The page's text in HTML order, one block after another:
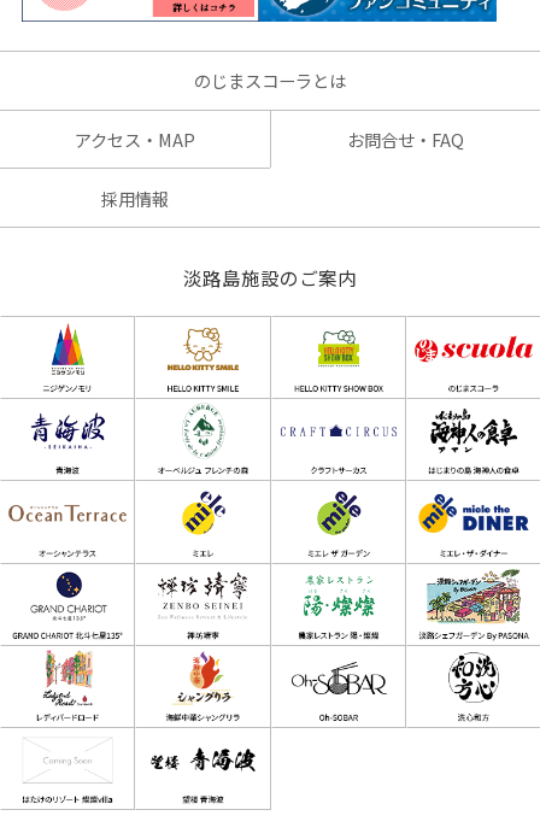
のじまスコーラとは
アクセス・MAP お問合せ・FAQ
採用情報
淡路島施設のご案内